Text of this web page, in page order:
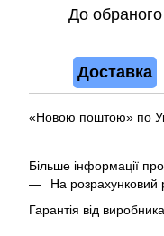
До обраного
Доставка
«Новою поштою» по
Більше інформації
На розрахунковий
Гарантія від